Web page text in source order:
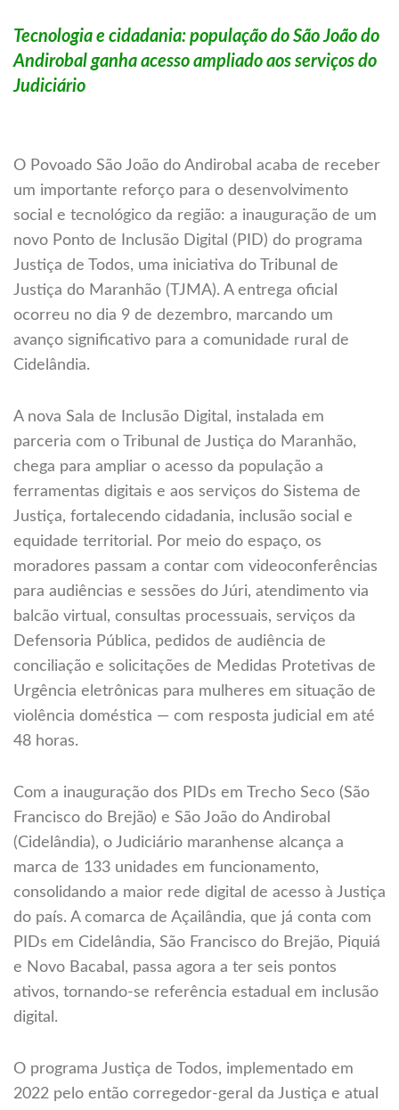
Tecnologia e cidadania: população do São João do
Andirobal ganha acesso ampliado aos serviços do
Judiciário
O Povoado São João do Andirobal acaba de receber
um importante reforço para o desenvolvimento
social e tecnológico da região: a inauguração de um
novo Ponto de Inclusão Digital (PID) do programa
Justiça de Todos, uma iniciativa do Tribunal de
Justiça do Maranhão (TJMA). A entrega oficial
ocorreu no dia 9 de dezembro, marcando um
avanço significativo para a comunidade rural de
Cidelândia.
A nova Sala de Inclusão Digital, instalada em
parceria com o Tribunal de Justiça do Maranhão,
chega para ampliar o acesso da população a
ferramentas digitais e aos serviços do Sistema de
Justiça, fortalecendo cidadania, inclusão social e
equidade territorial. Por meio do espaço, os
moradores passam a contar com videoconferências
para audiências e sessões do Júri, atendimento via
balcão virtual, consultas processuais, serviços da
Defensoria Pública, pedidos de audiência de
conciliação e solicitações de Medidas Protetivas de
Urgência eletrônicas para mulheres em situação de
violência doméstica — com resposta judicial em até
48 horas.
Com a inauguração dos PIDs em Trecho Seco (São
Francisco do Brejão) e São João do Andirobal
(Cidelândia), o Judiciário maranhense alcança a
marca de 133 unidades em funcionamento,
consolidando a maior rede digital de acesso à Justiça
do país. A comarca de Açailândia, que já conta com
PIDs em Cidelândia, São Francisco do Brejão, Piquiá
e Novo Bacabal, passa agora a ter seis pontos
ativos, tornando-se referência estadual em inclusão
digital.
O programa Justiça de Todos, implementado em
2022 pelo então corregedor-geral da Justiça e atual